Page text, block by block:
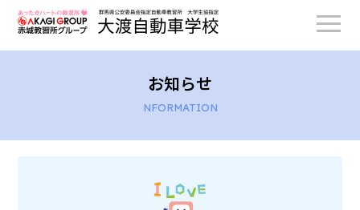
お知らせ
NFORMATION